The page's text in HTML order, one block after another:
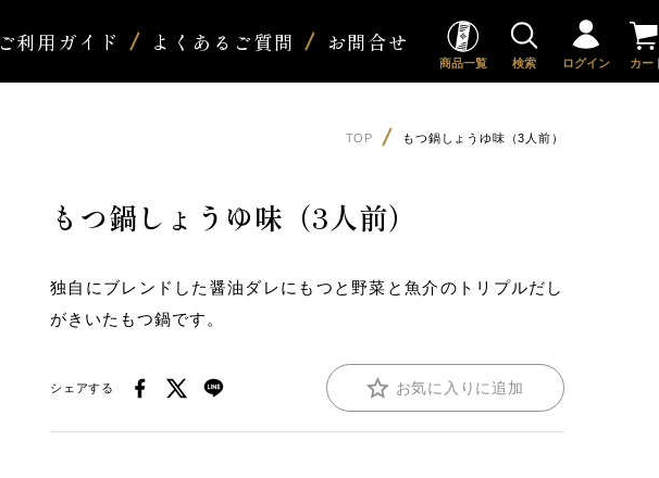
ご利用ガイド よくあるご質問 お問合せ
商品一覧 検索 ログイン カー
TOP もつ鍋しょうゆ味（3人前）
もつ鍋しょうゆ味（3人前）
独自にブレンドした醤油ダレにもつと野菜と魚介のトリプルだし
がきいたもつ鍋です。
シェアする お気に入りに追加